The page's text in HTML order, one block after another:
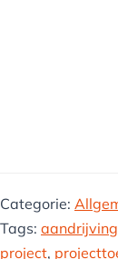
Categorie:
Tags:
project,